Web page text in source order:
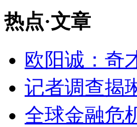
热点·文章
欧阳诚：奇
记者调查揭
全球金融危